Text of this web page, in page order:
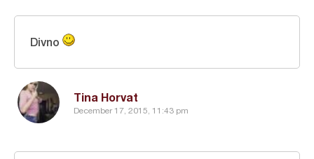
Tina Horvat
December 17, 2015, 11:43 pm
Divno